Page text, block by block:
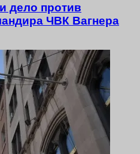
дело против
ЧВК Вагнера